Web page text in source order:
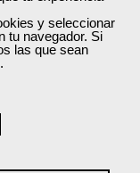
y seleccionar
tu navegador. Si
las que sean